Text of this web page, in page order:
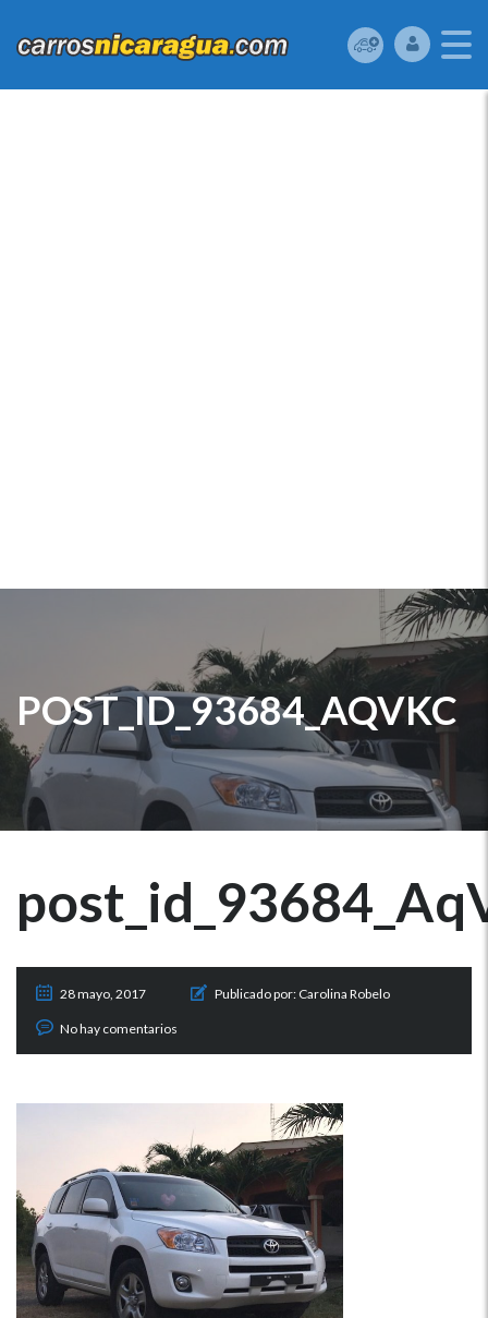
POST_ID_93684_AQVKC
28 mayo, 2017 Publicado por: Carolina Robelo
No hay comentarios